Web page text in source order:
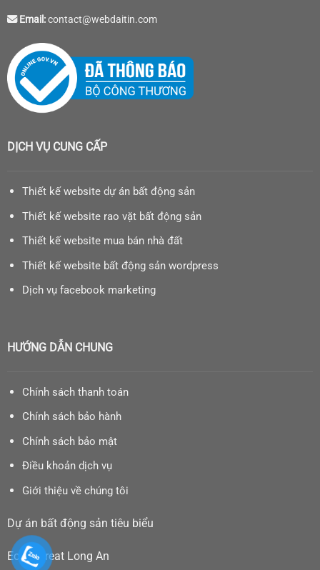
Email:contact@webdaitin.com
DỊCH VỤ CUNG CẤP
Thiết kế website dự án bất động sản
Thiết kế website rao vặt bất động sản
Thiết kế website mua bán nhà đất
Thiết kế website bất động sản wordpress
Dịch vụ facebook marketing
HƯỚNG DẪN CHUNG
Chính sách thanh toán
Chính sách bảo hành
Chính sách bảo mật
Điều khoản dịch vụ
Giới thiệu về chúng tôi
Dự án bất động sản tiêu biểu
Eco Retreat Long An